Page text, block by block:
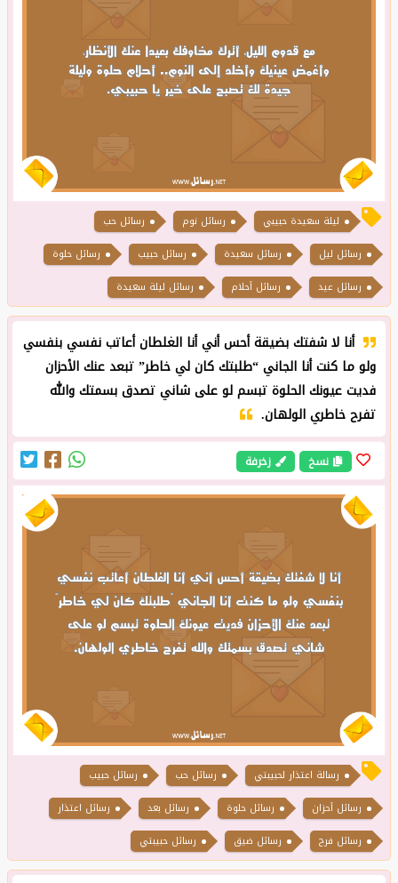
ليلة سعيدة حبيبي رسائل نوم
رسائل حب
رسائل ليل
رسائل سعيدة رسائل حبيب
رسائل حلوة
رسائل عيد
رسائل أحلام رسائل ليلة سعيدة
أنا لا شفتك بضيقة أحس أني أنا الغلطان أعاتب نفسي بنفسي
ولو ما كنت أنا الجاني “طلبتك كان لي خاطر” تبعد عنك الأحزان
فديت عيونك الحلوة تبسم لو على شاني تصدق بسمتك والله
تفرح خاطري الولهان.
نسخ زخرفة
رسالة اعتذار لحبيبتي رسائل حب
رسائل حبيب
رسائل أحزان
رسائل حلوة رسائل بعد
رسائل اعتذار
رسائل فرح
رسائل ضيق رسائل حبيبتي